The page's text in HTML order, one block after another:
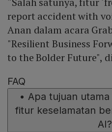
report accident with
Anan dalam acara
"Resilient Business
to the Bolder Future",
FAQ
• Apa tujuan
fitur keselamatan
AI?